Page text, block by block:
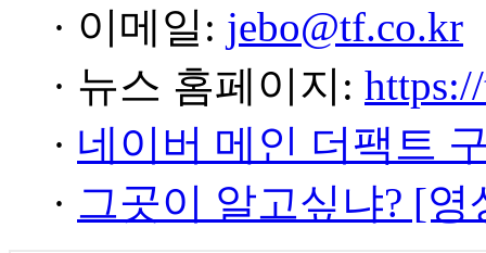
· 이메일: jebo@tf.co.kr
· 뉴스 홈페이지:
· 네이버 메인 더팩트
· 그곳이 알고싶냐? [